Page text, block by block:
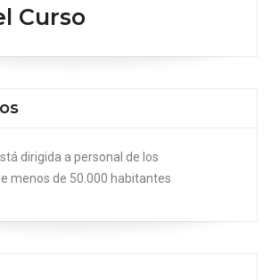
Curso
dirigida a personal de los
menos de 50.000 habitantes